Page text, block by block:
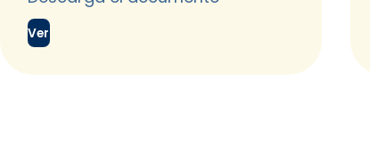
Ver